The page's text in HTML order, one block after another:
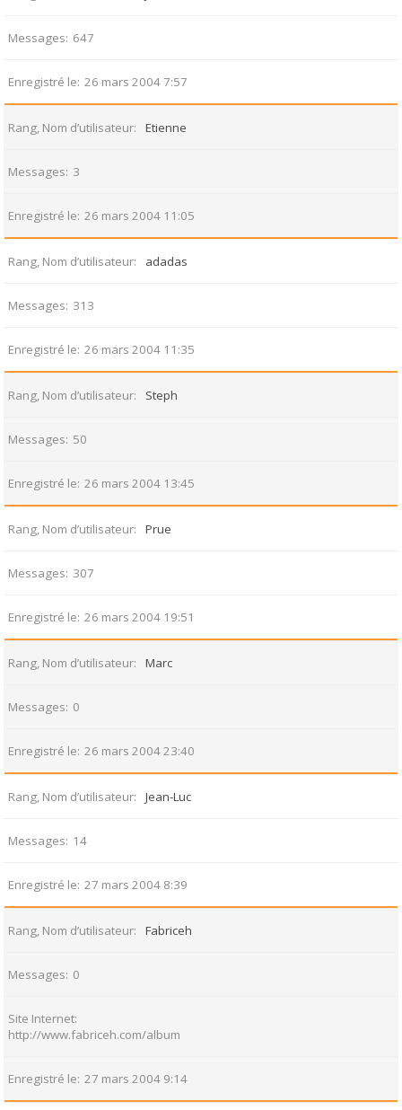
Messages 647
Enregistré le 26 mars 2004 7:57
Rang, Nom d’utilisateur Etienne
Messages 3
Enregistré le 26 mars 2004 11:05
Rang, Nom d’utilisateur adadas
Messages 313
Enregistré le 26 mars 2004 11:35
Rang, Nom d’utilisateur Steph
Messages 50
Enregistré le 26 mars 2004 13:45
Rang, Nom d’utilisateur Prue
Messages 307
Enregistré le 26 mars 2004 19:51
Rang, Nom d’utilisateur Marc
Messages 0
Enregistré le 26 mars 2004 23:40
Rang, Nom d’utilisateur Jean-Luc
Messages 14
Enregistré le 27 mars 2004 8:39
Rang, Nom d’utilisateur Fabriceh
Messages 0
Site Internet
http://www.fabriceh.com/album
Enregistré le 27 mars 2004 9:14